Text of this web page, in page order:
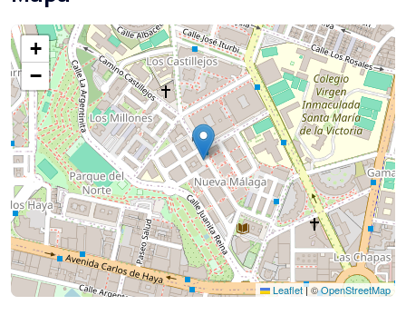
+
−
Leaflet|©OpenStreetMap